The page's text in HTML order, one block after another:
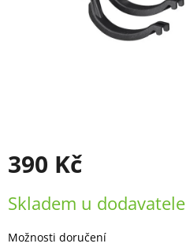
390 Kč
cena:
Skladem u dodavatele
Možnosti doručení